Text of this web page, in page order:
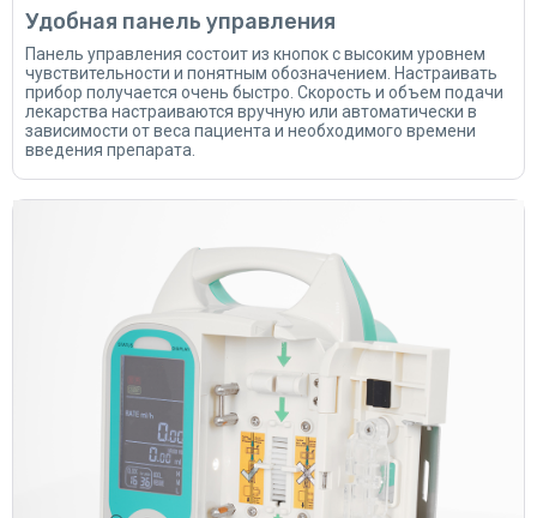
Удобная панель управления
Панель управления состоит из кнопок с высоким уровнем
чувствительности и понятным обозначением. Настраивать
прибор получается очень быстро. Скорость и объем подачи
лекарства настраиваются вручную или автоматически в
зависимости от веса пациента и необходимого времени
введения препарата.